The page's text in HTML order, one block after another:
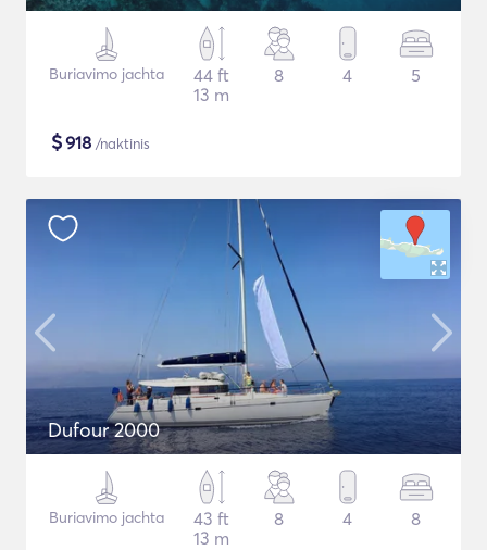
Buriavimo jachta
44 ft
13 m
8 4 5
$918 /naktinis
Dufour 2000
Buriavimo jachta
43 ft
13 m
8 4 8